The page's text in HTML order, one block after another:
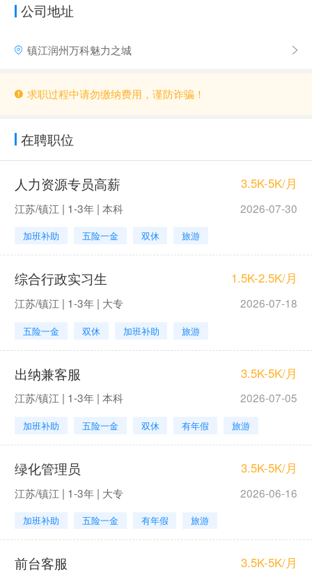
公司地址
镇江润州万科魅力之城
求职过程中请勿缴纳费用，谨防诈骗！
在聘职位
人力资源专员高薪 3.5K-5K/月
江苏/镇江 | 1-3年 | 本科 2026-07-30
加班补助 五险一金 双休 旅游
综合行政实习生 1.5K-2.5K/月
江苏/镇江 | 1-3年 | 大专 2026-07-18
五险一金 双休 加班补助 旅游
出纳兼客服 3.5K-5K/月
江苏/镇江 | 1-3年 | 本科 2026-07-05
加班补助 五险一金 双休 有年假 旅游
绿化管理员 3.5K-5K/月
江苏/镇江 | 1-3年 | 大专 2026-06-16
加班补助 五险一金 有年假 旅游
前台客服 3.5K-5K/月